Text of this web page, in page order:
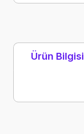
Ürün Bilgisi